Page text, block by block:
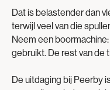
Dat is belastender dan
terwijl veel van die
Neem een
gebruikt. De rest van de
De uitdaging bij Peerby